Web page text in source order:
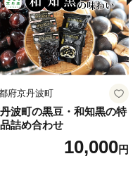
府京丹波町
波町の黒豆・和知黒の特
詰め合わせ
10,000円